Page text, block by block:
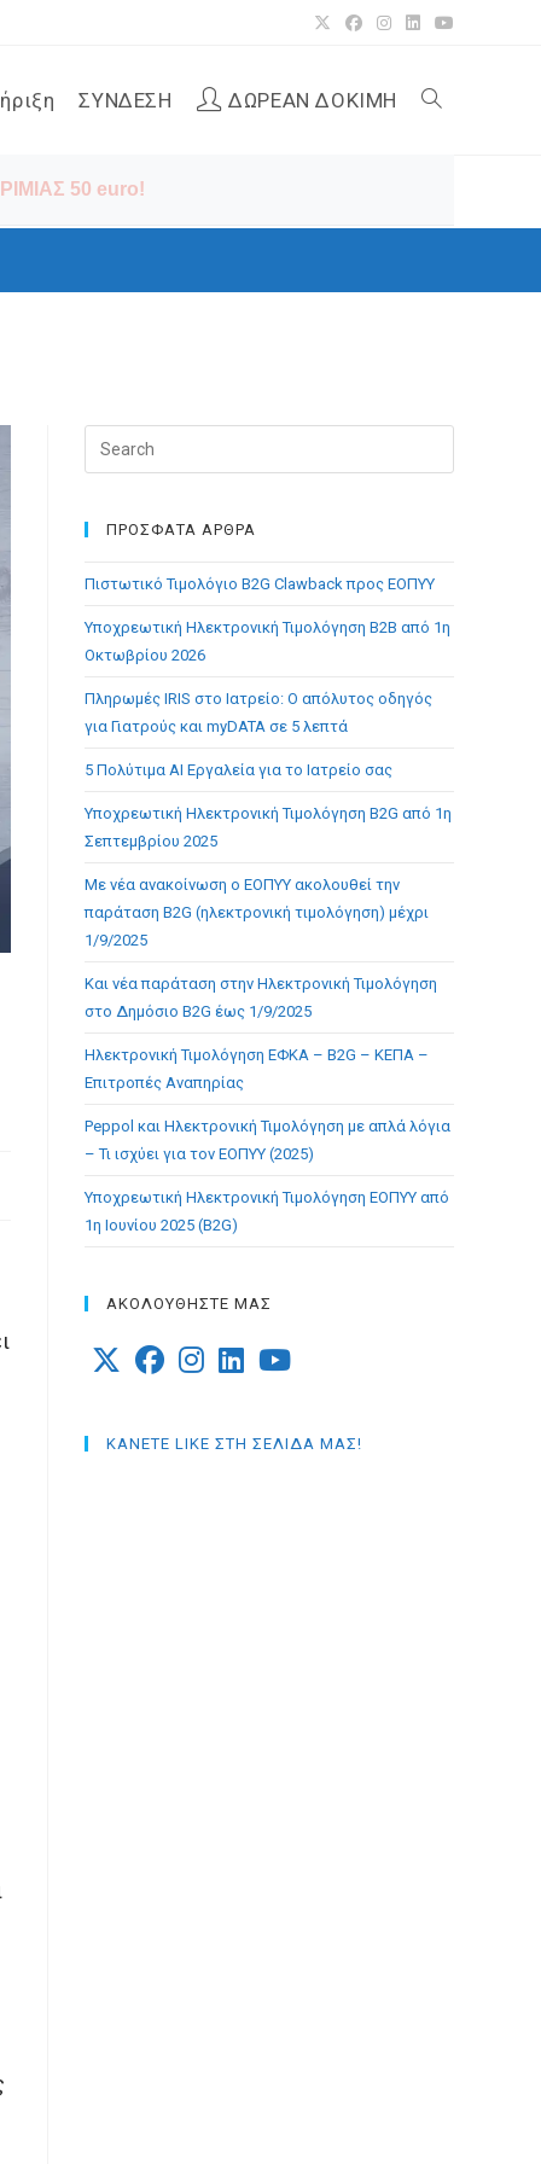
50 euro!
ΣΥΝΔΕΣΗ ΔΩΡΕΑΝ ΔΟΚΙΜΗ Toggle
Escape
ΠΡΟΣΦΑΤΑ ΑΡΘΡΑ
Πιστωτικό Τιμολόγιο B2G Clawback προς ΕΟΠΥΥ
Υποχρεωτική Ηλεκτρονική Τιμολόγηση B2B από 1η
Οκτωβρίου 2026
Πληρωμές IRIS στο Ιατρείο: Ο απόλυτος οδηγός
για Γιατρούς και myDATA σε 5 λεπτά
5 Πολύτιμα AI Εργαλεία για το Ιατρείο σας
Υποχρεωτική Ηλεκτρονική Τιμολόγηση B2G από 1η
Σεπτεμβρίου 2025
Με νέα ανακοίνωση ο ΕΟΠΥΥ ακολουθεί την
παράταση B2G (ηλεκτρονική τιμολόγηση) μέχρι
1/9/2025
Και νέα παράταση στην Ηλεκτρονική Τιμολόγηση
στο Δημόσιο B2G έως 1/9/2025
Ηλεκτρονική Τιμολόγηση ΕΦΚΑ – B2G – ΚΕΠΑ –
Επιτροπές Αναπηρίας
Peppol και Ηλεκτρονική Τιμολόγηση με απλά λόγια
– Τι ισχύει για τον ΕΟΠΥΥ (2025)
Υποχρεωτική Ηλεκτρονική Τιμολόγηση ΕΟΠΥΥ από
1η Ιουνίου 2025 (B2G)
ΑΚΟΛΟΥΘΗΣΤΕ ΜΑΣ
ΚΑΝΕΤΕ LIKE ΣΤΗ ΣΕΛΙΔΑ ΜΑΣ!